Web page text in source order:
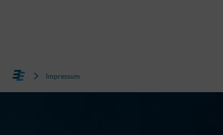
Impressum